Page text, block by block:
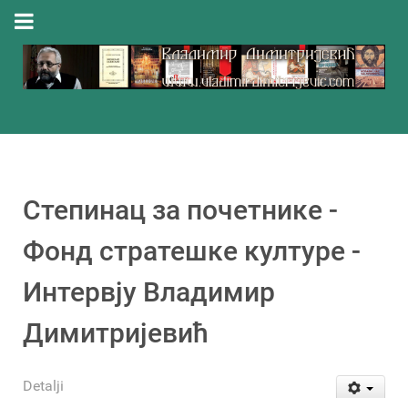
Степинац за почетнике -
Фонд стратешке културе -
Интервју Владимир
Димитријевић
Detalji